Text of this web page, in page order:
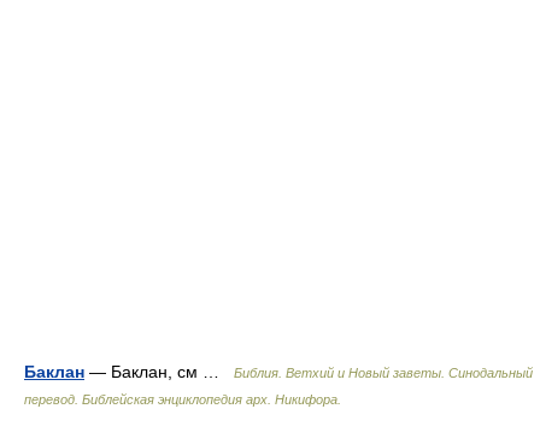
Баклан — Баклан, см …
Библия. Ветхий и Новый заветы. Синодальный
перевод. Библейская энциклопедия арх. Никифора.